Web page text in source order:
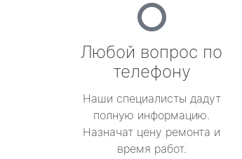
Любой вопрос по
телефону
Наши специалисты дадут
полную информацию.
Назначат цену ремонта и
время работ.